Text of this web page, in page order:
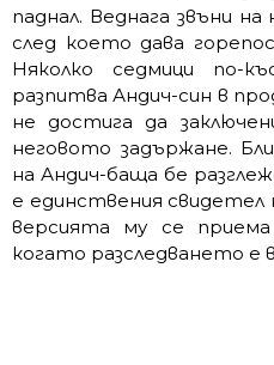
паднал. Веднага звъни
след което дава
Няколко седмици по-
разпитва Андич-син в
не достига да
неговото задържане.
на Андич-баща бе
е единствения свидетел
версията му се
когато разследването е